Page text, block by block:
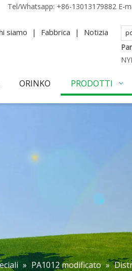
Tel/Whatsapp: +86-13013179882 E-
siamo | Fabbrica | Notizia
ORINKO PRODOTTI
» PA1012 modificato »